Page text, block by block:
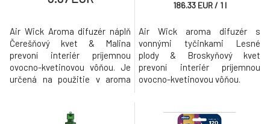
Air Wick Aroma difuzér náplň
Čerešňový kvet & Malina
prevoní interiér príjemnou
ovocno-kvetinovou vôňou. Je
určená na použitie v aroma
186.33 EUR / 1 l
Air Wick aroma difuzér s
vonnými tyčinkami Lesné
plody & Broskyňový kvet
prevoní interiér príjemnou
ovocno-kvetinovou vôňou.